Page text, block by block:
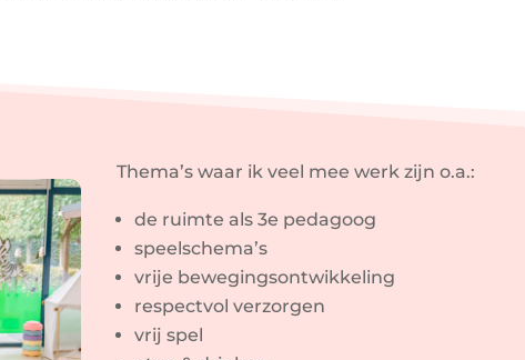
Thema’s waar ik veel mee werk zijn o.a.:
de ruimte als 3e pedagoog
speelschema’s
vrije bewegingsontwikkeling
respectvol verzorgen
vrij spel